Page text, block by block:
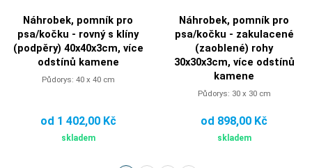
Náhrobek, pomník pro
psa/kočku - rovný s klíny
(podpěry) 40x40x3cm, více
odstínů kamene
Půdorys: 40 x 40 cm
od 1 402,00 Kč
skladem
Náhrobek, pomník pro
psa/kočku - zakulacené
(zaoblené) rohy
30x30x3cm, více odstínů
kamene
Půdorys: 30 x 30 cm
od 898,00 Kč
skladem